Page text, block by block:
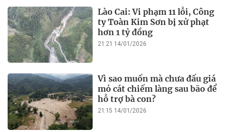
Lào Cai: Vi phạm 11 lỗi, Công
ty Toàn Kim Sơn bị xử phạt
hơn 1 tỷ đồng
21:21 14/01/2026
Vì sao muốn mà chưa đấu giá
mỏ cát chiếm làng sau bão để
hỗ trợ bà con?
21:15 14/01/2026